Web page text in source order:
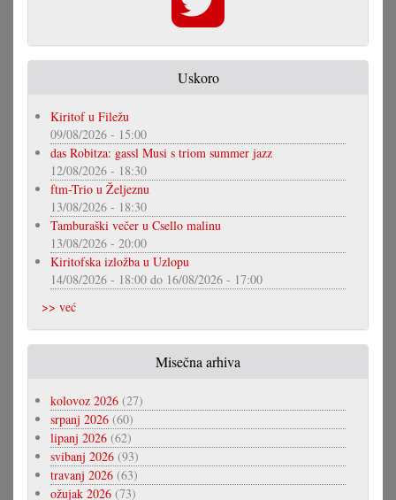
Uskoro
Kiritof u Filežu
09/08/2026 - 15:00
das Robitza: gassl Musi s triom summer jazz
12/08/2026 - 18:30
ftm-Trio u Željeznu
13/08/2026 - 18:30
Tamburaški večer u Csello malinu
13/08/2026 - 20:00
Kiritofska izložba u Uzlopu
14/08/2026 - 18:00 do 16/08/2026 - 17:00
>> već
Misečna arhiva
kolovoz 2026 (27)
srpanj 2026 (60)
lipanj 2026 (62)
svibanj 2026 (93)
travanj 2026 (63)
ožujak 2026 (73)